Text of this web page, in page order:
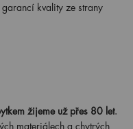
kvality ze strany
žijeme už přes 80 let.
materiálech a chytrých